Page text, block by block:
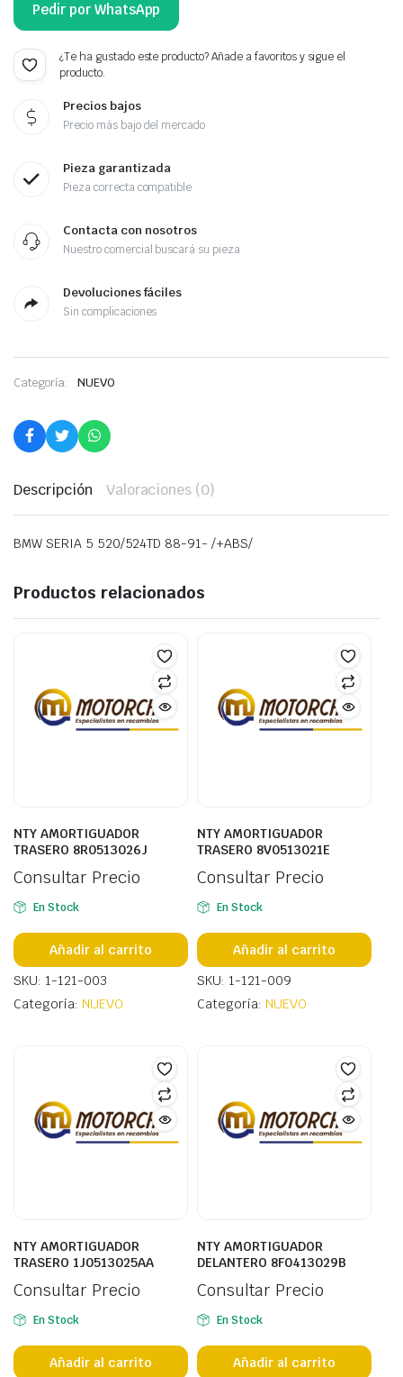
Pedir por WhatsApp
¿Te ha gustado este producto? Añade a favoritos y sigue el
producto.
Precios bajos
Precio más bajo del mercado
Pieza garantizada
Pieza correcta compatible
Contacta con nosotros
Nuestro comercial buscará su pieza
Devoluciones fáciles
Sin complicaciones
Categoría: NUEVO
Descripción Valoraciones (0)
BMW SERIA 5 520/524TD 88-91- /+ABS/
Productos relacionados
NTY AMORTIGUADOR
TRASERO 8R0513026J
Consultar Precio
En Stock
Añadir al carrito
SKU: 1-121-003
Categoría: NUEVO
NTY AMORTIGUADOR
TRASERO 8V0513021E
Consultar Precio
En Stock
Añadir al carrito
SKU: 1-121-009
Categoría: NUEVO
NTY AMORTIGUADOR
TRASERO 1J0513025AA
Consultar Precio
En Stock
Añadir al carrito
NTY AMORTIGUADOR
DELANTERO 8F0413029B
Consultar Precio
En Stock
Añadir al carrito